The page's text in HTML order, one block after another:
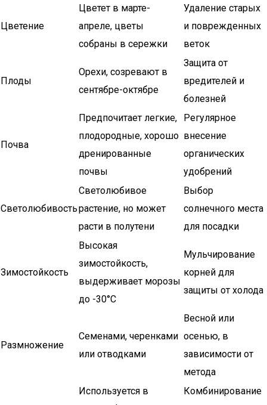
Цветение
Цветет в марте-
апреле, цветы
собраны в сережки
Удаление старых
и поврежденных
веток
Плоды
Орехи, созревают в
сентябре-октябре
Защита от
вредителей и
болезней
Почва
Предпочитает легкие,
плодородные, хорошо
дренированные
почвы
Регулярное
внесение
органических
удобрений
Светолюбивость
Светолюбивое
растение, но может
расти в полутени
Выбор
солнечного места
для посадки
Зимостойкость
Высокая
зимостойкость,
выдерживает морозы
до -30°C
Мульчирование
корней для
защиты от холода
Размножение
Семенами, черенками
или отводками
Весной или
осенью, в
зависимости от
метода
Используется в
Комбинирование